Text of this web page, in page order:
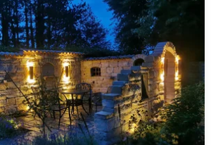
und Rechtsform der
37 26689 Apen - Hengstforde /
Nils Theesfeld, Rico Janssen und Michael
Telefon: 0049 (0) 4489 40494 - 00
Registerangaben Registerart:
HRB 202500 4. Umsatzsteuer-
i. S. d. § 55 Abs. 2